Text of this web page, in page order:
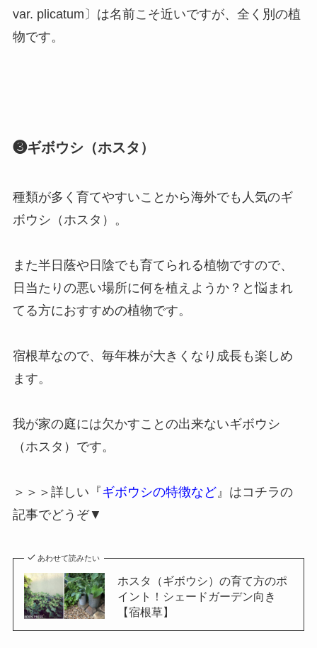
var. plicatum〕は名前こそ近いですが、全く別の植
物です。
❸ギボウシ（ホスタ）
種類が多く育てやすいことから海外でも人気のギ
ボウシ（ホスタ）。
また半日蔭や日陰でも育てられる植物ですので、
日当たりの悪い場所に何を植えようか？と悩まれ
てる方におすすめの植物です。
宿根草なので、毎年株が大きくなり成長も楽しめ
ます。
我が家の庭には欠かすことの出来ないギボウシ
（ホスタ）です。
＞＞＞詳しい『ギボウシの特徴など』はコチラの
記事でどうぞ▼
あわせて読みたい
ホスタ（ギボウシ）の育て方のポ
イント！シェードガーデン向き
【宿根草】